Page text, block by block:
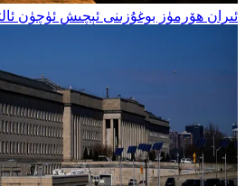
ئىران ھۆرمۈز بوغۇزىنى ئېچىش ئۈچۈن